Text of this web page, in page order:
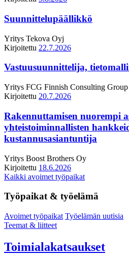
Suunnittelupäällikkö
Yritys Tekova Oyj
Kirjoitettu 22.7.2026
Vastuusuunnittelija,
Yritys FCG Finnish Consulting
Kirjoitettu 20.7.2026
Rakennuttamisen nuorempi
yhteistoiminnallisten
kustannusasiantuntija
Yritys Boost Brothers Oy
Kirjoitettu 18.6.2026
Kaikki avoimet työpaikat
Työpaikat & työelämä
Avoimet työpaikat Työelämän uutisia
Teemat & liitteet
Toimialakatsaukset